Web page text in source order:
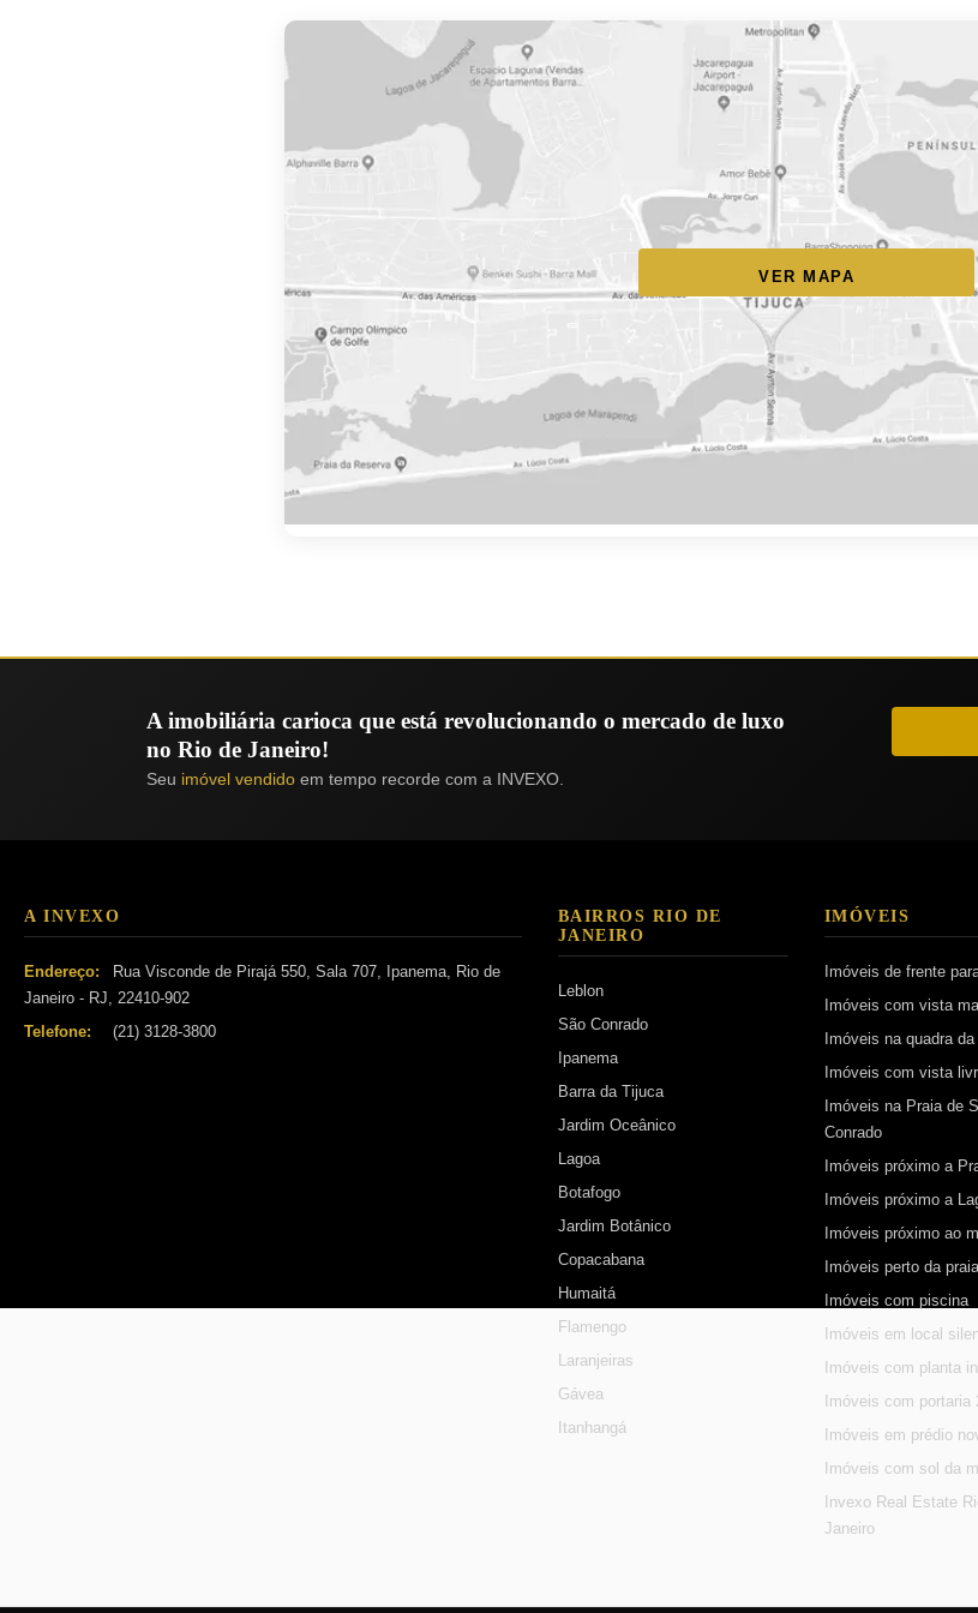
VER MAPA
A imobiliária carioca que está revolucionando o mercado de luxo
no Rio de Janeiro!
Seu imóvel vendido em tempo recorde com a INVEXO.
A INVEXO
Endereço:
Rua Visconde de Pirajá 550, Sala 707, Ipanema, Rio de
Janeiro - RJ, 22410-902
Telefone:
(21) 3128-3800
BAIRROS RIO DE
JANEIRO
Leblon
São Conrado
Ipanema
Barra da Tijuca
Jardim Oceânico
Lagoa
Botafogo
Jardim Botânico
Copacabana
Humaitá
Flamengo
Laranjeiras
Gávea
Itanhangá
IMÓVEIS
Imóveis de frente
Imóveis com vista
Imóveis na quadra
Imóveis com vista
Imóveis na Praia de
Conrado
Imóveis próximo a
Imóveis próximo a
Imóveis próximo ao
Imóveis perto da praia
Imóveis com piscina
Imóveis em local
Imóveis com planta
Imóveis com portaria
Imóveis em prédio
Imóveis com sol da
Invexo Real Estate
Janeiro